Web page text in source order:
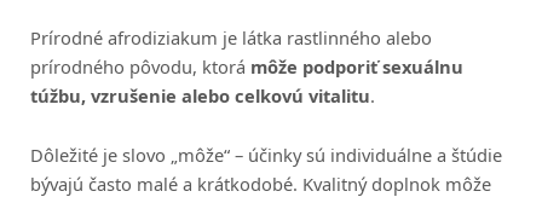
Prírodné afrodiziakum je látka rastlinného alebo
prírodného pôvodu, ktorá môže podporiť sexuálnu
túžbu, vzrušenie alebo celkovú vitalitu.
Dôležité je slovo „môže“ – účinky sú individuálne a štúdie
bývajú často malé a krátkodobé. Kvalitný doplnok môže